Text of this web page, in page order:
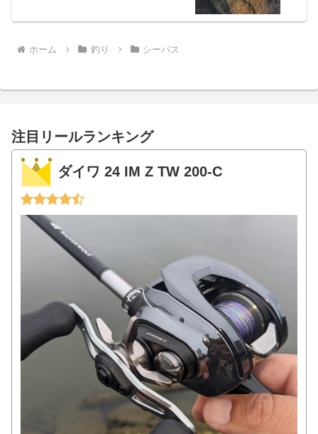
ホーム 釣り シーバス
注目リールランキング
ダイワ 24 IM Z TW 200-C